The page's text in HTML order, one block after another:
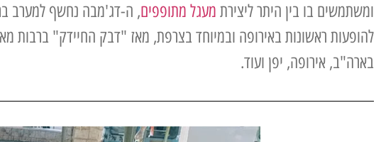
ומשתמשים בו בין היתר ליצירת מעגל מתופפים, ה-דג'מבה נחשף למערב
להופעות ראשונות באירופה ובמיוחד בצרפת, מאז "דבק החיידק" ברבות
בארה"ב, אירופה, יפן ועוד.